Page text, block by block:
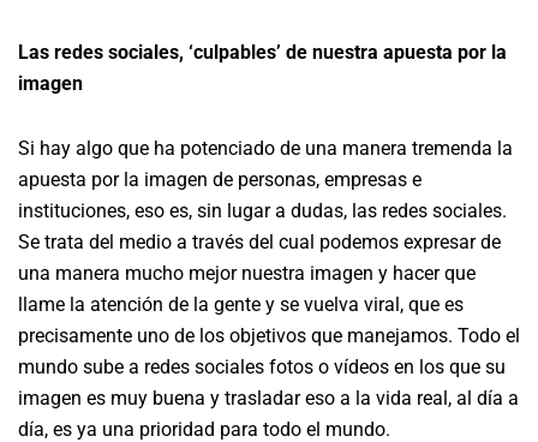
Las redes sociales, ‘culpables’ de nuestra apuesta por la
imagen
Si hay algo que ha potenciado de una manera tremenda la
apuesta por la imagen de personas, empresas e
instituciones, eso es, sin lugar a dudas, las redes sociales.
Se trata del medio a través del cual podemos expresar de
una manera mucho mejor nuestra imagen y hacer que
llame la atención de la gente y se vuelva viral, que es
precisamente uno de los objetivos que manejamos. Todo el
mundo sube a redes sociales fotos o vídeos en los que su
imagen es muy buena y trasladar eso a la vida real, al día a
día, es ya una prioridad para todo el mundo.